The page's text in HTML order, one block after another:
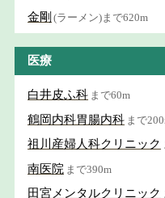
金剛 (ラーメン)まで620m
医療
白井皮ふ科 まで60m
鶴岡内科胃腸内科 まで
祖川産婦人科クリニック
南医院 まで390m
田宮メンタルクリニック